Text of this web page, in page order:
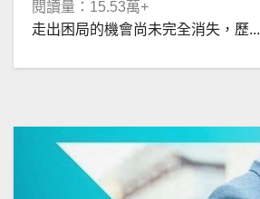
閱讀量：15.53萬+
走出困局的機會尚未完全消失，歷...